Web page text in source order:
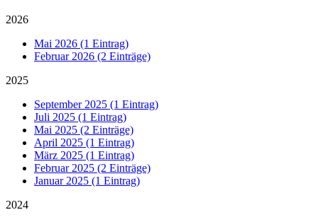
2026
Mai 2026 (1 Eintrag)
Februar 2026 (2 Einträge)
2025
September 2025 (1 Eintrag)
Juli 2025 (1 Eintrag)
Mai 2025 (2 Einträge)
April 2025 (1 Eintrag)
März 2025 (1 Eintrag)
Februar 2025 (2 Einträge)
Januar 2025 (1 Eintrag)
2024